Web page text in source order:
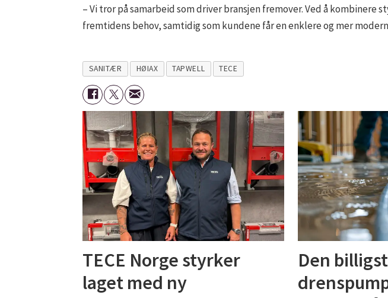
– Vi tror på samarbeid som driver bransjen fremover. Ved å
fremtidens behov, samtidig som kundene får en enklere og mer
SANITÆR HØIAX TAPWELL TECE
TECE Norge styrker
laget med ny
Den